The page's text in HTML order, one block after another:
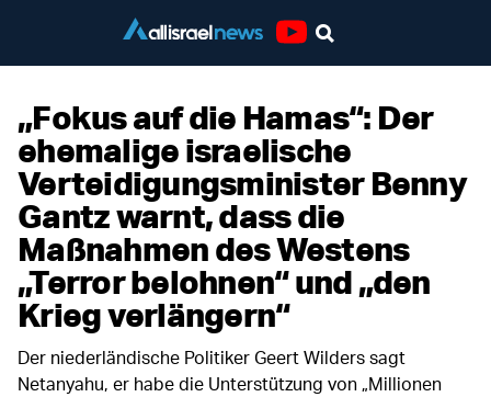
„Fokus auf die Hamas“: Der
ehemalige israelische
Verteidigungsminister Benny
Gantz warnt, dass die
Maßnahmen des Westens
„Terror belohnen“ und „den
Krieg verlängern“
Der niederländische Politiker Geert Wilders sagt
Netanyahu, er habe die Unterstützung von „Millionen